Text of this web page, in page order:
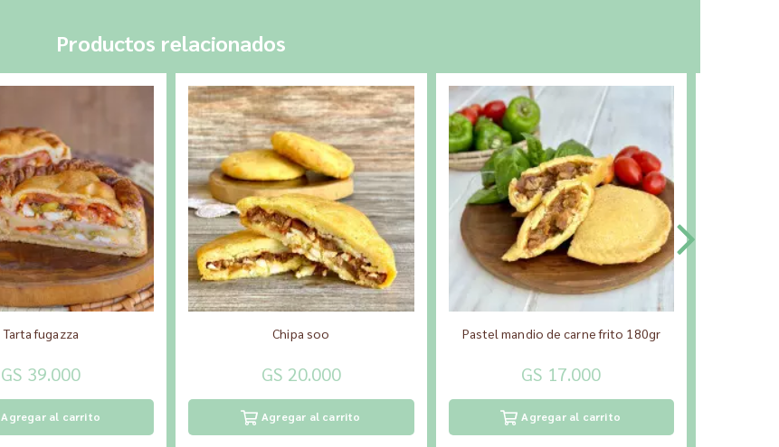
Productos relacionados
Tarta fugazza
GS 39.000
Agregar al carrito
Chipa soo
GS 20.000
Agregar al carrito
Pastel mandio de carne frito 180gr
GS 17.000
Agregar al carrito